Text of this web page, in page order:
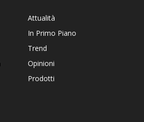
Attualità
In Primo Piano
Trend
Opinioni
Prodotti